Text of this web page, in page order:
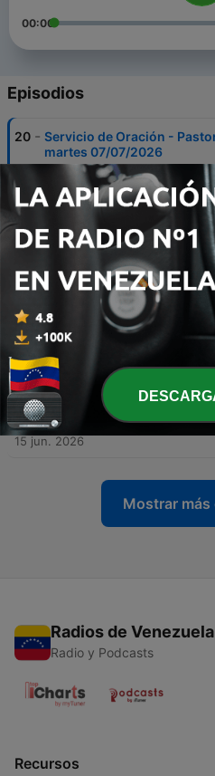
00:00
Episodios
20 - Servicio de Oración -
martes 07/07/2026
19 - Intercambio Divino - Pastor
24 jun. 2026
Forjando un Perfil
Oswaldo Montilla
17 - El Nacimiento de la
15 jun. 2026
16 - El Amor Rescata y la
Oswaldo Montilla
15 jun. 2026
Mostrar
Radios de Venezuela
Radio y Podcasts
Recursos